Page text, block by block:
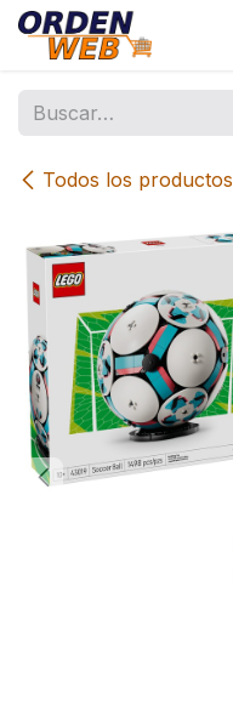
Ir al contenido
Todos los productos